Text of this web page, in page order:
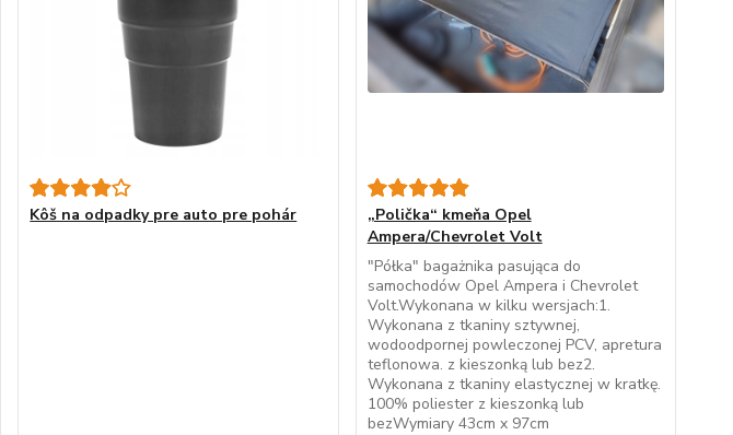
Kôš na odpadky pre auto pre pohár
„Polička“ kmeňa Opel
Ampera/Chevrolet Volt
"Półka" bagażnika pasująca do
samochodów Opel Ampera i Chevrolet
Volt.Wykonana w kilku wersjach:1.
Wykonana z tkaniny sztywnej,
wodoodpornej powleczonej PCV, apretura
teflonowa. z kieszonką lub bez2.
Wykonana z tkaniny elastycznej w kratkę.
100% poliester z kieszonką lub
bezWymiary 43cm x 97cm